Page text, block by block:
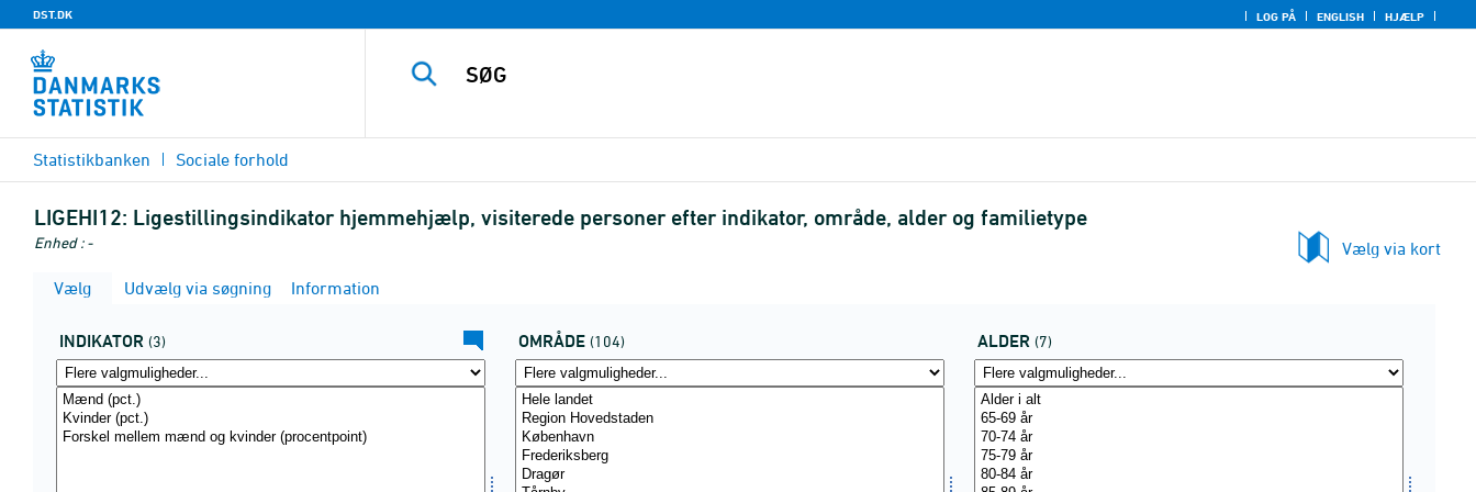
DST.DK LOG PÅ ENGLISH HJÆLP
Statistikbanken Sociale forhold
LIGEHI12: Ligestillingsindikator hjemmehjælp, visiterede personer efter indikator, område, alder og familietype
Enhed : -
Vælg via kort
Vælg
Udvælg via søgning Information
INDIKATOR (3) OMRÅDE (104) ALDER (7)